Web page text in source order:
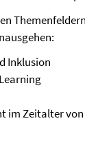
Inklusion
im Zeitalter von